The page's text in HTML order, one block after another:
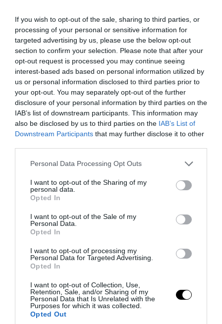
If you wish to opt-out of the sale, sharing to third parties, or
processing of your personal or sensitive information for
targeted advertising by us, please use the below opt-out
section to confirm your selection. Please note that after your
opt-out request is processed you may continue seeing
interest-based ads based on personal information utilized by
us or personal information disclosed to third parties prior to
your opt-out. You may separately opt-out of the further
disclosure of your personal information by third parties on the
IAB’s list of downstream participants. This information may
also be disclosed by us to third parties on the IAB’s List of
Downstream Participants that may further disclose it to other
Please note that this website/app uses one or more Google
not limited to your visit or usage behaviour. You may click to
grant or deny consent to Google and its third-party tags to
use your data for below specified purposes in below Google
consent section.
Personal Data Processing Opt Outs
I want to opt-out of the Sharing of my
personal data.
Opted In
I want to opt-out of the Sale of my
Personal Data.
Opted In
I want to opt-out of processing my
Personal Data for Targeted Advertising.
Opted In
I want to opt-out of Collection, Use,
Retention, Sale, and/or Sharing of my
Personal Data that Is Unrelated with the
Purposes for which it was collected.
Opted Out
PRONEWS.GR /ΕΝΟΠΛΕΣ ΣΥΓΚΡΟΥΣΕΙΣ
Τα πρώτα πλάνα ομάδας
Βορειοκορεατών στρατιωτών από την
αποστολή των 30.000 που έφτασαν στη
07.08.2026 | 20:21